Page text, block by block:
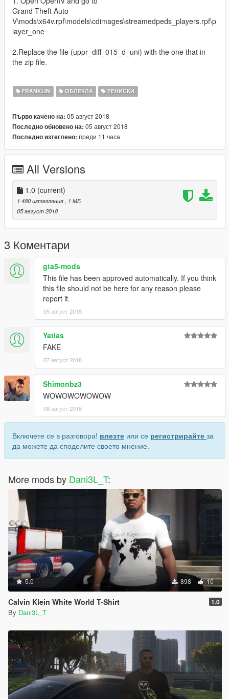
Grand Theft Auto
V\mods\x64v.rpf\models\cdimages\streamedpeds_players.rpf\p
layer_one
2.Replace the file (uppr_diff_015_d_uni) with the one that in
the zip file.
FRANKLIN ОБЛЕКЛА ТЕНИСКИ
Първо качено на: 05 август 2018
Последно обновено на: 05 август 2018
Последно изтеглено: преди 11 часа
All Versions
1.0 (current)
1 480 изтегляния, 1 МБ
05 август 2018
3 Коментари
gta5-mods
This file has been approved automatically. If you think
this file should not be here for any reason please
report it.
05 август 2018
Yatias
FAKE
07 август 2018
Shimonbz3
WOWOWOWOWOW
08 август 2018
Включете се в разговора! влезте или се регистрирайте за
да можете да споделите своето мнение.
More mods by Dani3L_T:
5.0 898 10
Calvin Klein White World T-Shirt 1.0
By Dani3L_T